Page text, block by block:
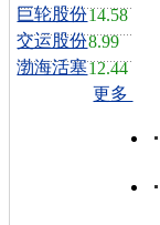
巨轮股份14.58
交运股份8.99
渤海活塞12.44
更多